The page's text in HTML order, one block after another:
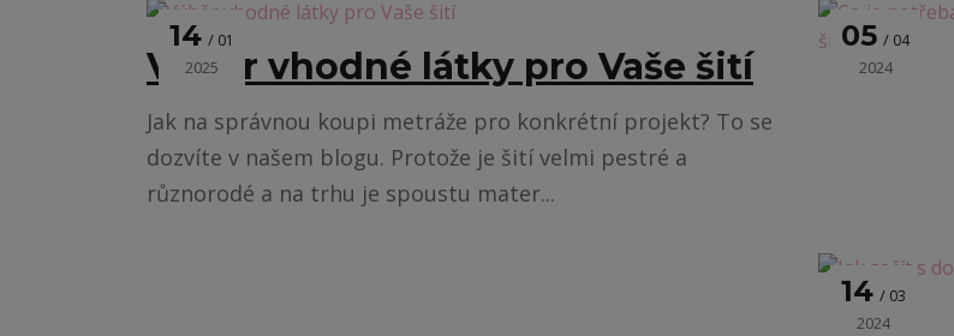
14 01
2025
Výběr vhodné látky pro Vaše šití
Jak na správnou koupi metráže pro konkrétní projekt? To se
dozvíte v našem blogu. Protože je šití velmi pestré a
různorodé a na trhu je spoustu mater...
05 04
2024
14 03
2024